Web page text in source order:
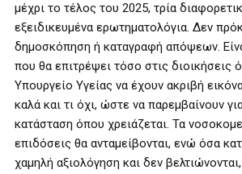
μέχρι το τέλος του 2025, τρία
εξειδικευμένα ερωτηματολόγια. Δεν
δημοσκόπηση ή καταγραφή απόψεων.
που θα επιτρέψει τόσο στις διοικήσεις
Υπουργείο Υγείας να έχουν ακριβή
καλά και τι όχι, ώστε να παρεμβαίνουν
κατάσταση όπου χρειάζεται. Τα
επιδόσεις θα ανταμείβονται, ενώ όσα
χαμηλή αξιολόγηση και δεν